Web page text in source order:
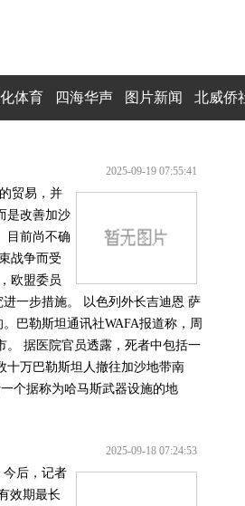
体育 四海华声 图片新闻 北威侨
2025-09-19 07:55:41
贸易，并
是改善加沙
目前尚不确
战争而受
欧盟委员
一步措施。 以色列外长吉迪恩 萨
巴勒斯坦通讯社WAFA报道称，周
。 据医院官员透露，死者中包括一
十万巴勒斯坦人撤往加沙地带南
个据称为哈马斯武器设施的地
2025-09-18 07:24:53
今后，记者
效期最长